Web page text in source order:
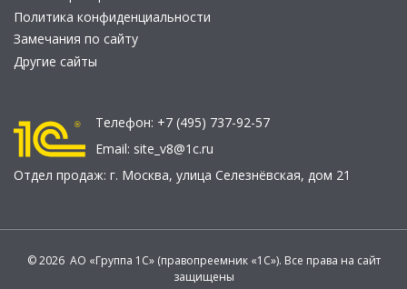
Политика конфиденциальности
Замечания по сайту
Другие сайты
Телефон: +7 (495) 737-92-57
Email: site_v8@1c.ru
Отдел продаж: г. Москва, улица Селезнёвская, дом 21
© 2026 АО «Группа 1С» (правопреемник «1С»). Все права на сайт
защищены